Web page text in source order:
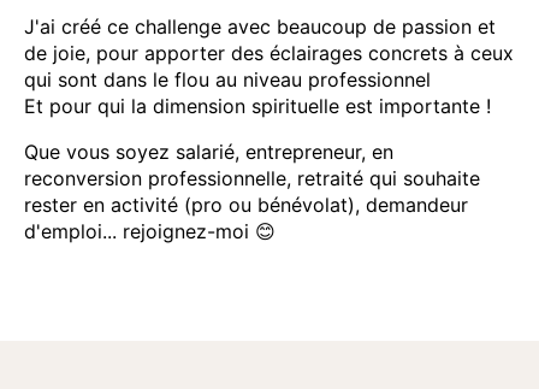
J'ai créé ce challenge avec beaucoup de passion et
de joie, pour apporter des éclairages concrets à ceux
qui sont dans le flou au niveau professionnel
Et pour qui la dimension spirituelle est importante !
Que vous soyez salarié, entrepreneur, en
reconversion professionnelle, retraité qui souhaite
rester en activité (pro ou bénévolat), demandeur
d'emploi... rejoignez-moi 😊